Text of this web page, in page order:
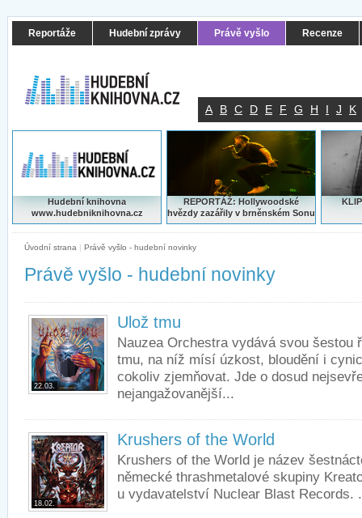
Reportáže Hudební zprávy Právě vyšlo Recenze
A B C D E F G H I J K
Hudební knihovna
www.hudebniknihovna.cz
REPORTÁŽ: Hollywoodské
hvězdy zazářily v brněnském Sonu
Úvodní strana | Právě vyšlo - hudební novinky
Právě vyšlo - hudební novinky
22.03.
Ulož tmu
Nauzea Orchestra vydává svou šestou
tmu, na níž mísí úzkost, bloudění i
cokoliv zjemňovat. Jde o dosud
nejangažovanější...
18.02.
Krushers of the World
Krushers of the World je název
německé thrashmetalové skupiny
u vydavatelství Nuclear Blast Records.